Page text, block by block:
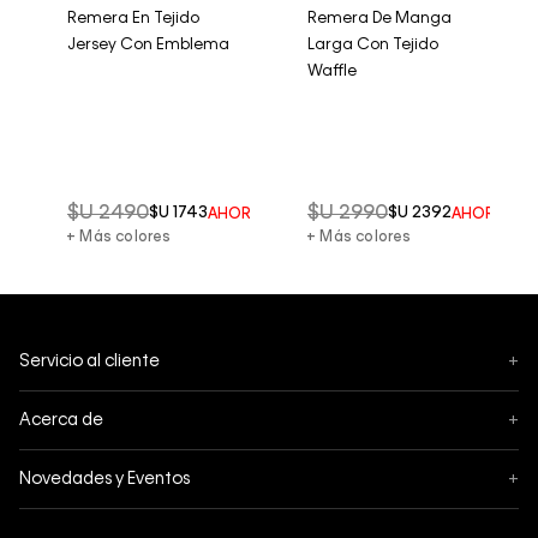
50%
Remera En Tejido
Jersey Con Emblema
$U 2490$U 1743AHORRO DEL 30%
+ Más colores
Remera De Manga
Larga Con Tejido
Waffle
$U 2990$U 2392AHORRO
+ Más colores
Servicio al cliente +
Cambios y Devoluciones
Envíos
Acerca de +
Política de privacidad
Novedades y Eventos +